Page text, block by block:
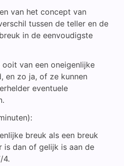
van het concept van
tussen de teller en de
in de eenvoudigste
van een oneigenlijke
en zo ja, of ze kunnen
eventuele
breuk als een breuk
dan of gelijk is aan de
4.